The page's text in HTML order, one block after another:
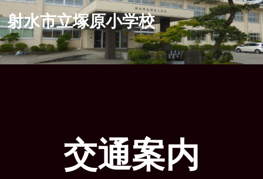
Skip
to
content
射水市立塚原小学校
今年創校150周年を迎えます
交通案内